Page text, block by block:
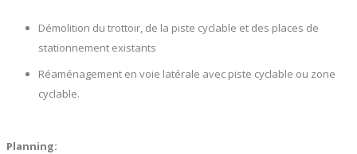
Démolition du trottoir, de la piste cyclable et des places de
stationnement existants
Réaménagement en voie latérale avec piste cyclable ou zone
cyclable.
Planning: